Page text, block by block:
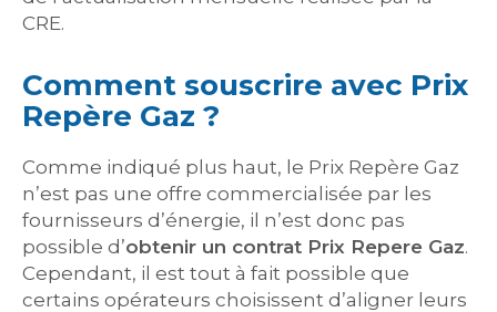
CRE.
Comment souscrire avec Prix
Repère Gaz ?
Comme indiqué plus haut, le Prix Repère Gaz
n’est pas une offre commercialisée par les
fournisseurs d’énergie, il n’est donc pas
possible d’obtenir un contrat Prix Repere Gaz.
Cependant, il est tout à fait possible que
certains opérateurs choisissent d’aligner leurs